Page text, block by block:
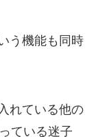
う機能も同時
れている他の
ている迷子